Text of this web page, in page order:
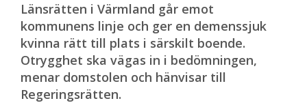
Länsrätten i Värmland går emot
kommunens linje och ger en demenssjuk
kvinna rätt till plats i särskilt boende.
Otrygghet ska vägas in i bedömningen,
menar domstolen och hänvisar till
Regeringsrätten.